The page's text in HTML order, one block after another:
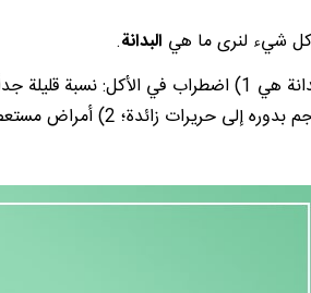
كل شيء لنرى ما هي البدانة.
أسباب البدانة هي 1) اضطراب في الأكل:
والذي يترجم